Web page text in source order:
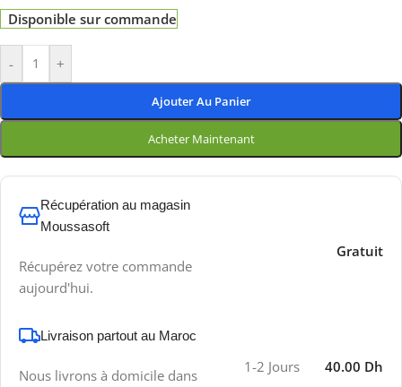
Disponible sur commande
- +
Ajouter Au Panier
Acheter Maintenant
Récupération au magasin
Moussasoft
Récupérez votre commande
aujourd'hui.
Gratuit
Livraison partout au Maroc
Nous livrons à domicile dans
1-2 Jours 40.00 Dh